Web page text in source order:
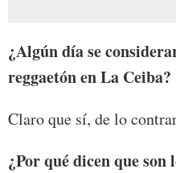
¿Algún día se
reggaetón en La Ceiba?
Claro que sí, de lo
¿Por qué dicen que son